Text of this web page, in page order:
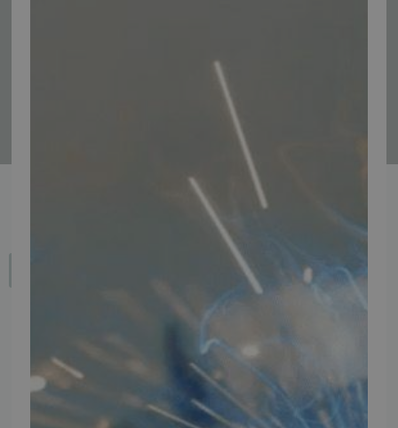
IMPORTØR
Alle mærker og modeller på tmp.dk importeres i Danmark af:
Thomas Møller Pedersen Aps.
Elmevej 18, Glyngøre 7870 Roslev